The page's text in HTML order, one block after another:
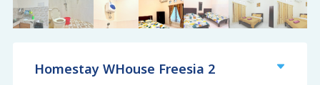
Homestay WHouse Freesia 2